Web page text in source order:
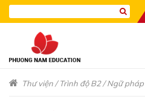
Thư viện/Trình độ B2/Ngữ pháp